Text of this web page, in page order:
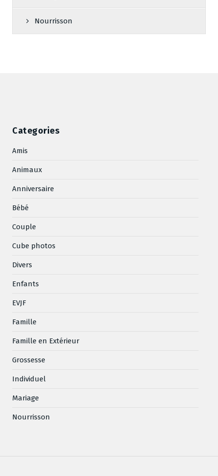
Nourrisson
Categories
Amis
Animaux
Anniversaire
Bébé
Couple
Cube photos
Divers
Enfants
EVJF
Famille
Famille en Extérieur
Grossesse
Individuel
Mariage
Nourrisson